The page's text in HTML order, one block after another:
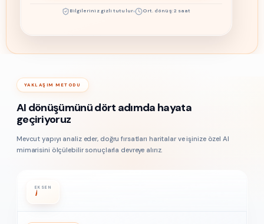
Bilgileriniz gizli tutulur Ort. dönüş: 2 saat
YAKLAŞIM METODU
AI dönüşümünü dört adımda hayata
geçiriyoruz
Mevcut yapıyı analiz eder, doğru fırsatları haritalar ve işinize özel AI
mimarisini ölçülebilir sonuçlarla devreye alırız.
EKSEN
I